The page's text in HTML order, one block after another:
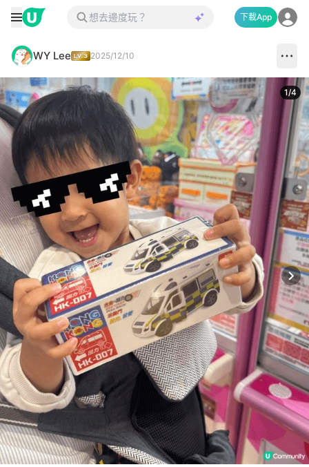
下載App
WY Lee 2025/12/10
1/4